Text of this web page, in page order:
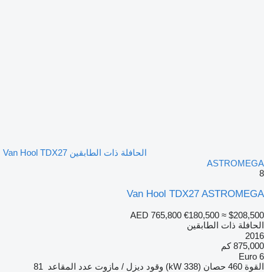
الحافلة ذات الطابقين Van Hool TDX27
ASTROMEGA
8
Van Hool TDX27 ASTROMEGA
AED 765,800 €180,500 ≈ $208,500
الحافلة ذات الطابقين
2016
875,000 كم
Euro 6
القوة 460 حصان (338 kW) وقود ديزل / مازوت عدد المقاعد 81